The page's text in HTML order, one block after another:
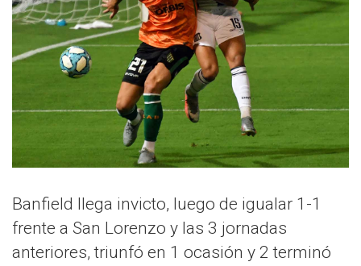
Banfield llega invicto, luego de igualar 1-1
frente a San Lorenzo y las 3 jornadas
anteriores, triunfó en 1 ocasión y 2 terminó